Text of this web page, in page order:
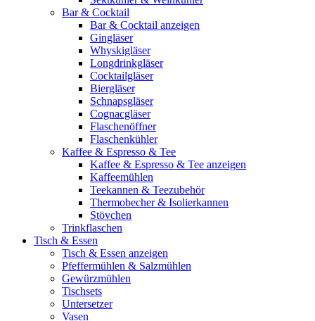
Bar & Cocktail
Bar & Cocktail anzeigen
Gingläser
Whyskigläser
Longdrinkgläser
Cocktailgläser
Biergläser
Schnapsgläser
Cognacgläser
Flaschenöffner
Flaschenkühler
Kaffee & Espresso & Tee
Kaffee & Espresso & Tee anzeigen
Kaffeemühlen
Teekannen & Teezubehör
Thermobecher & Isolierkannen
Stövchen
Trinkflaschen
Tisch & Essen
Tisch & Essen anzeigen
Pfeffermühlen & Salzmühlen
Gewürzmühlen
Tischsets
Untersetzer
Vasen